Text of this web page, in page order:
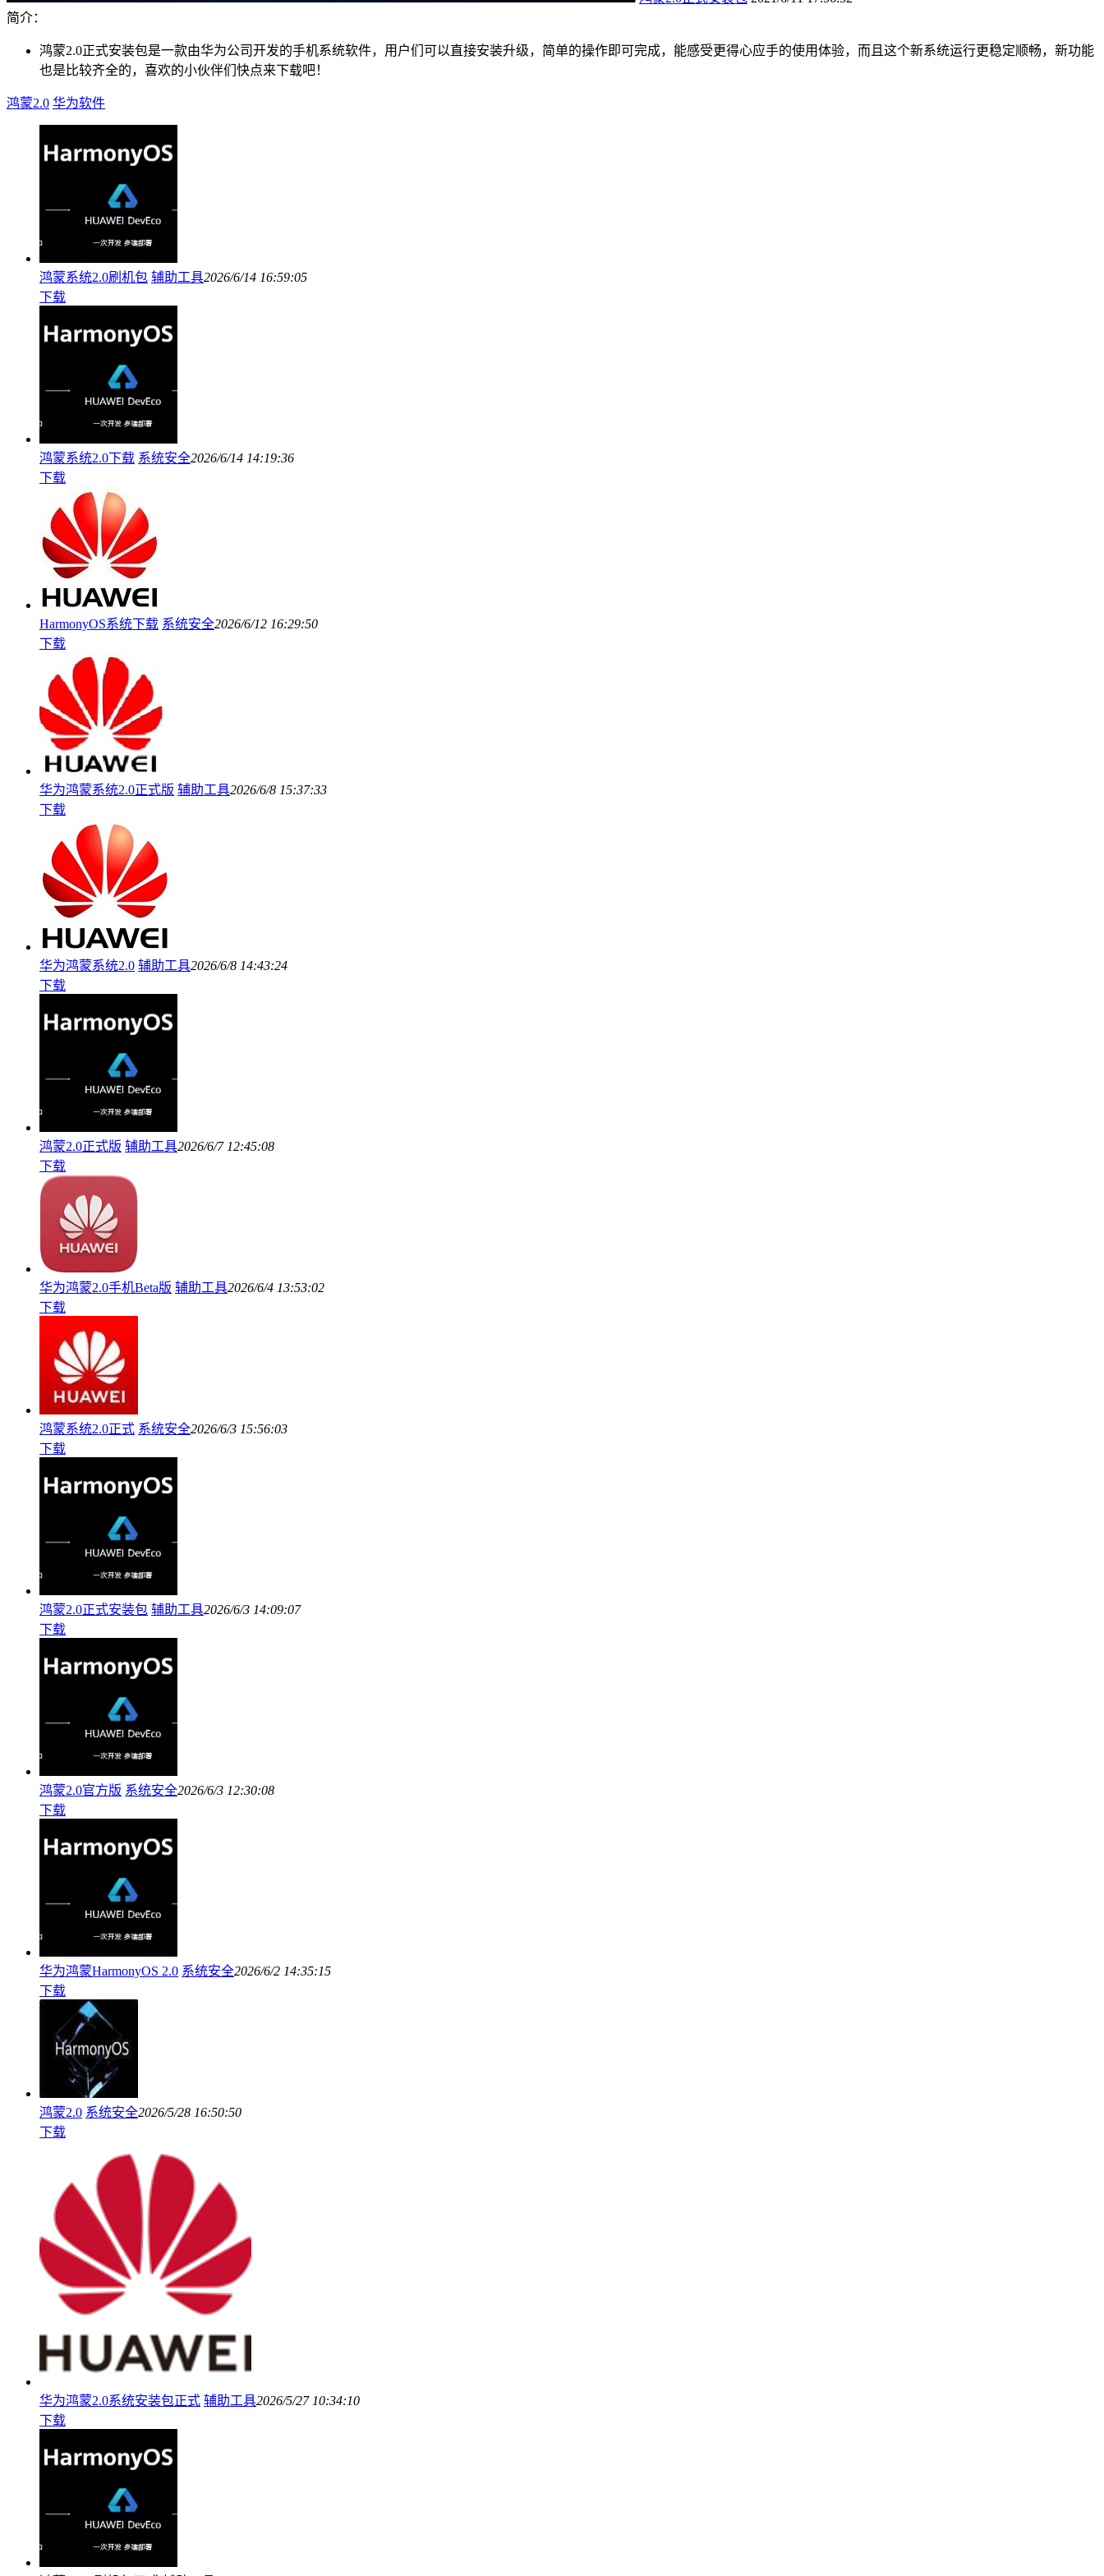
简介：
鸿蒙2.0正式安装包是一款由华为公司开发的手机系统软件，用户们可以直接安装升级，简单的操作即可完成，能感受更得心应手的使用体验，而且这个新系统运行更稳定顺畅，新功能
也是比较齐全的，喜欢的小伙伴们快点来下载吧！
鸿蒙2.0 华为软件
鸿蒙系统2.0刷机包 辅助工具2026/6/14 16:59:05
下载
鸿蒙系统2.0下载 系统安全2026/6/14 14:19:36
下载
HarmonyOS系统下载 系统安全2026/6/12 16:29:50
下载
华为鸿蒙系统2.0正式版 辅助工具2026/6/8 15:37:33
下载
华为鸿蒙系统2.0 辅助工具2026/6/8 14:43:24
下载
鸿蒙2.0正式版 辅助工具2026/6/7 12:45:08
下载
华为鸿蒙2.0手机Beta版 辅助工具2026/6/4 13:53:02
下载
鸿蒙系统2.0正式 系统安全2026/6/3 15:56:03
下载
鸿蒙2.0正式安装包 辅助工具2026/6/3 14:09:07
下载
鸿蒙2.0官方版 系统安全2026/6/3 12:30:08
下载
华为鸿蒙HarmonyOS 2.0 系统安全2026/6/2 14:35:15
下载
鸿蒙2.0 系统安全2026/5/28 16:50:50
下载
华为鸿蒙2.0系统安装包正式 辅助工具2026/5/27 10:34:10
下载